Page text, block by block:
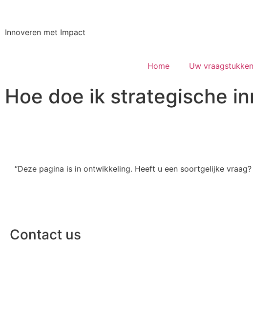
Innoveren met Impact
Home Uw
Hoe doe ik strategische
“Deze pagina is in ontwikkeling. Heeft u een soortgelijke
Contact us